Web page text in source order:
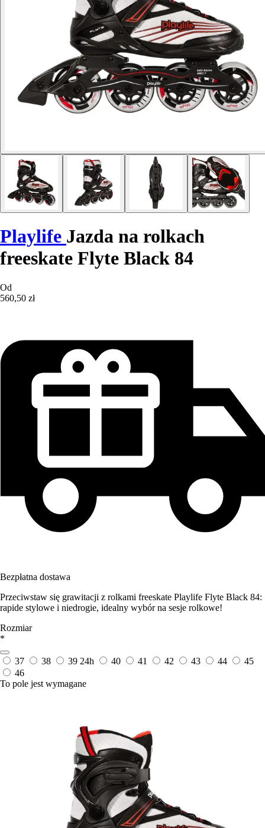
Playlife Jazda na rolkach
freeskate Flyte Black 84
Od
560,50 zł
Bezpłatna dostawa
Przeciwstaw się grawitacji z rolkami freeskate Playlife Flyte Black 84:
rapide stylowe i niedrogie, idealny wybór na sesje rolkowe!
Rozmiar
*
37 38 39 24h 40 41 42 43 44
45
46
To pole jest wymagane